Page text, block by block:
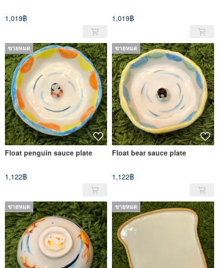
1,019฿ 1,019฿
ขายหมด
Float penguin sauce plate
1,122฿
ขายหมด
Float bear sauce plate
1,122฿
ขายหมด ขายหมด